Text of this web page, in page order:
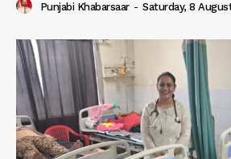
Punjabi Khabarsaar - Saturday, 8